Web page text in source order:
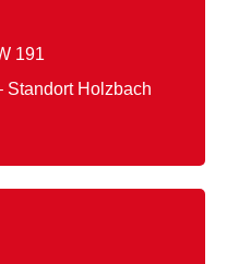
191
Standort Holzbach